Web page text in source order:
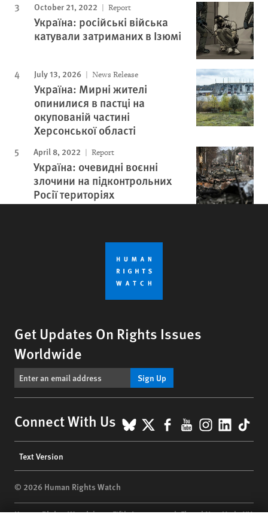
October 21, 2022 Report
Україна: російські війська
катували затриманих в Ізюмі
July 13, 2026 News Release
Україна: Мирні жителі
опинилися в пастці на
окупованій частині
Херсонської області
April 8, 2022 Report
Україна: очевидні воєнні
злочини на підконтрольних
Росії територіях
Get Updates On Rights Issues
Worldwide
Sign Up
Connect With Us BlueSky
X Facebook
YouTube
menu
Text Version
© 2026 Human Rights Watch